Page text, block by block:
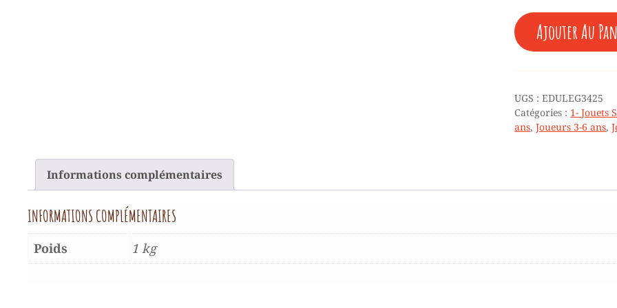
QUANTITÉ
DE
♥
-
CROCODILE
-
Ajouter Au
UGS :EDULEG3425
Catégories : 1- Jouets
ans,Joueurs 3-6 ans,
Informations complémentaires
INFORMATIONS COMPLÉMENTAIRES
Poids 1 kg